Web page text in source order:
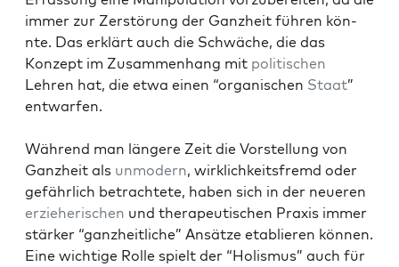
immer zur Zer­störung der Ganzheit führen kön­
nte. Das erk­lärt auch die Schwäche, die das
Konzept im Zusam­men­hang mit poli­tis­chen
Lehren hat, die etwa einen “organ­is­chen Staat”
ent­war­fen.
Während man län­gere Zeit die Vorstel­lung von
Ganzheit als unmod­ern, wirk­lichkeits­fremd oder
gefährlich betra­chtete, haben sich in der neueren
erzieherischen und ther­a­peutis­chen Prax­is immer
stärk­er “ganzheitliche” Ansätze etablieren kön­nen.
Eine wichtige Rolle spielt der “Holis­mus” auch für